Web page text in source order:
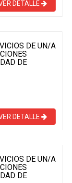
DETALLE
DE UN/A
DE
DETALLE
DE UN/A
DE